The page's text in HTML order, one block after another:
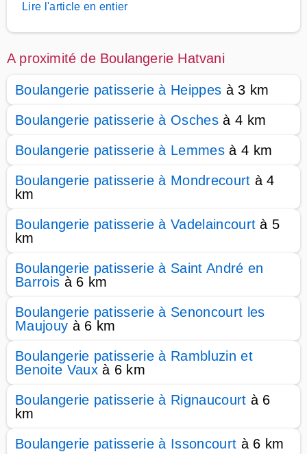
Lire l'article en entier
A proximité de Boulangerie Hatvani
Boulangerie patisserie à Heippes à 3 km
Boulangerie patisserie à Oschesà 4 km
Boulangerie patisserie à Lemmesà 4 km
Boulangerie patisserie à Mondrecourt à 4
km
Boulangerie patisserie à Vadelaincourt à 5
km
Boulangerie patisserie à Saint André en
Barrois à 6 km
Boulangerie patisserie à Senoncourt les
Maujouy à 6 km
Boulangerie patisserie à Rambluzin et
Benoite Vauxà 6 km
Boulangerie patisserie à Rignaucourt à 6
km
Boulangerie patisserie à Issoncourt à 6 km